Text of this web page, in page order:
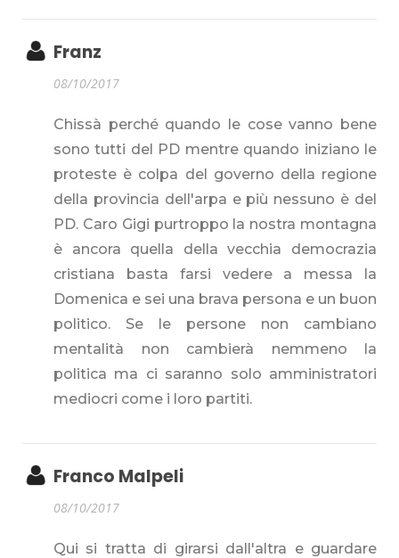
Franz
08/10/2017
Chissà perché quando le cose vanno bene
sono tutti del PD mentre quando iniziano le
proteste è colpa del governo della regione
della provincia dell'arpa e più nessuno è del
PD. Caro Gigi purtroppo la nostra montagna
è ancora quella della vecchia democrazia
cristiana basta farsi vedere a messa la
Domenica e sei una brava persona e un buon
politico. Se le persone non cambiano
mentalità non cambierà nemmeno la
politica ma ci saranno solo amministratori
mediocri come i loro partiti.
Franco Malpeli
08/10/2017
Qui si tratta di girarsi dall'altra e guardare